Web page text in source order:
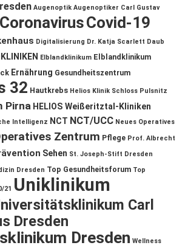
Augenoptik Augenoptiker Carl Gustav
CoronavirusCovid-19
Digitalisierung Dr. Katja Scarlett Daub
Elblandklinikum Elblandklinikum
Ernährung Gesundheitszentrum
32 Hautkrebs Helios Klinik Schloss Pulsnitz
Pirna HELIOS Weißeritztal-Kliniken
Intelligenz NCT NCT/UCC Neues Operatives
Zentrum Pflege Prof. Albrecht
Sehen St. Joseph-Stift Dresden
Dresden Top Gesundheitsforum Top
21 Uniklinikum
Carl
Dresden
Dresden Wellness